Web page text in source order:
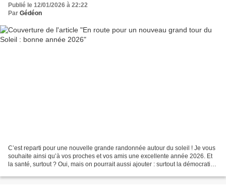
Publié le 12/01/2026 à 22:22
Par Gédéon
C’est reparti pour une nouvelle grande randonnée autour du soleil ! Je vous
souhaite ainsi qu’à vos proches et vos amis une excellente année 2026. Et
la santé, surtout ? Oui, mais on pourrait aussi ajouter : surtout la démocratie,